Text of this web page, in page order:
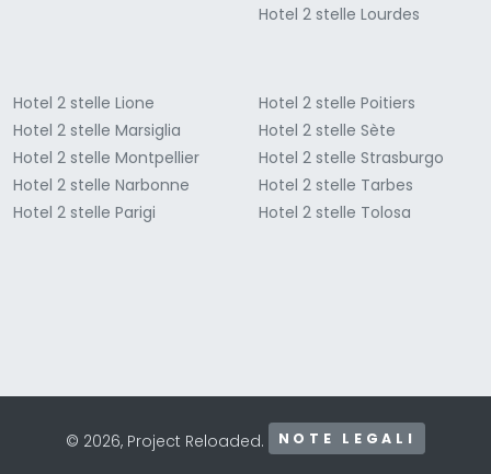
Hotel 2 stelle Lourdes
Hotel 2 stelle Lione
Hotel 2 stelle Marsiglia
Hotel 2 stelle Montpellier
Hotel 2 stelle Narbonne
Hotel 2 stelle Parigi
Hotel 2 stelle Poitiers
Hotel 2 stelle Sète
Hotel 2 stelle Strasburgo
Hotel 2 stelle Tarbes
Hotel 2 stelle Tolosa
© 2026, Project Reloaded. NOTE LEGALI